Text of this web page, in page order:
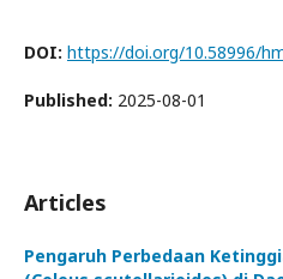
DOI: https://doi.org/10.58996/
Published: 2025-08-01
Articles
Pengaruh Perbedaan